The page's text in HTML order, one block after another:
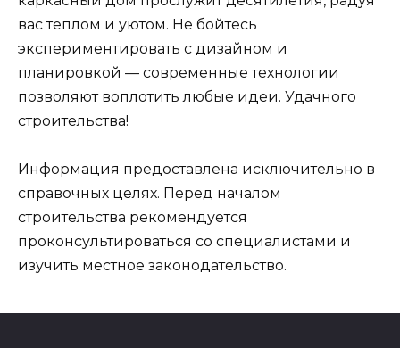
вас теплом и уютом. Не бойтесь
экспериментировать с дизайном и
планировкой — современные технологии
позволяют воплотить любые идеи. Удачного
строительства!
Информация предоставлена исключительно в
справочных целях. Перед началом
строительства рекомендуется
проконсультироваться со специалистами и
изучить местное законодательство.